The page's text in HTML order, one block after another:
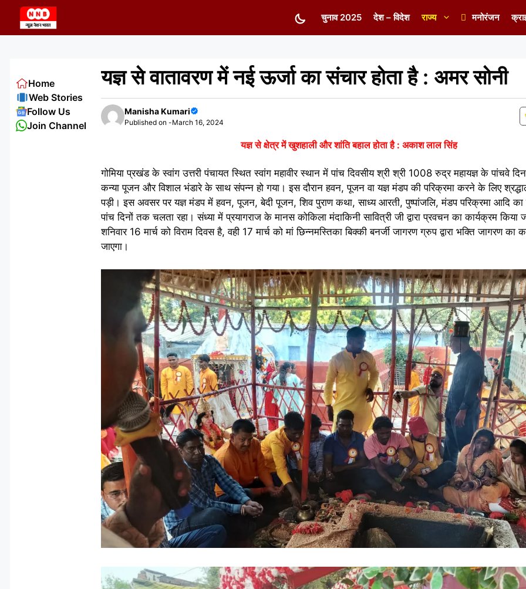
content
चुनाव 2025 देश – विदेश राज्य मनोरंजन
यज्ञ से वातावरण में नई ऊर्जा का संचार होता है : अमर सोनी
Manisha Kumari
Published on -March 16, 2024
यज्ञ से क्षेत्र में खुशहाली और शांति बहाल होता है : अकाश लाल सिंह
गोमिया प्रखंड के स्वांग उत्तरी पंचायत स्थित स्वांग महावीर स्थान में पांच दिवसीय श्री श्री 1008 रुद्र महायज्ञ के पांचवे दिन
कन्या पूजन और विशाल भंडारे के साथ संपन्न हो गया। इस दौरान हवन, पूजन वा यज्ञ मंडप की परिक्रमा करने के लिए
पड़ी। इस अवसर पर यज्ञ मंडप में हवन, पूजन, बेदी पूजन, शिव पुराण कथा, साध्य आरती, पुष्पांजलि, मंडप परिक्रमा आदि का
पांच दिनों तक चलता रहा। संध्या में प्रयागराज के मानस कोकिला मंदाकिनी सावित्री जी द्वारा प्रवचन का कार्यक्रम किया
शनिवार 16 मार्च को विराम दिवस है, वही 17 मार्च को मां छिन्नमस्तिका बिक्की बनर्जी जागरण ग्रुप द्वारा भक्ति जागरण का
जाएगा।
Home
Web Stories
Follow Us
Join Channel